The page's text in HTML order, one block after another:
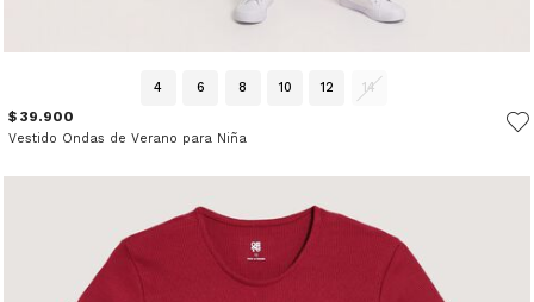
4 6 8 10 12 14
$ 39.900
Vestido Ondas de Verano para Niña